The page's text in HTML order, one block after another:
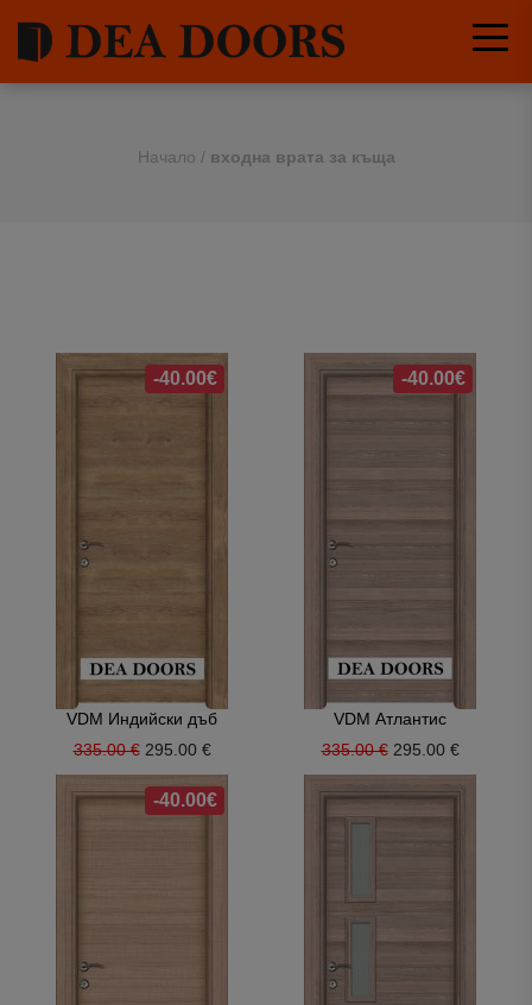
Начало / входна врата за къща
-40.00€
VDM Индийски дъб
335.00 € 295.00 €
-40.00€
VDM Атлантис
335.00 € 295.00 €
-40.00€